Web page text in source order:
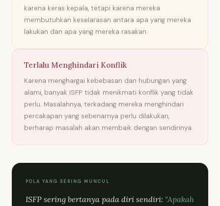
karena keras kepala, tetapi karena mereka
membutuhkan keselarasan antara apa yang mereka
lakukan dan apa yang mereka rasakan.
Terlalu Menghindari Konflik
Karena menghargai kebebasan dan hubungan yang
alami, banyak ISFP tidak menikmati konflik yang tidak
perlu. Masalahnya, terkadang mereka menghindari
percakapan yang sebenarnya perlu dilakukan,
berharap masalah akan membaik dengan sendirinya.
POLA YANG SERING MUNCUL
ISFP sering bertanya pada diri sendiri: "Apakah